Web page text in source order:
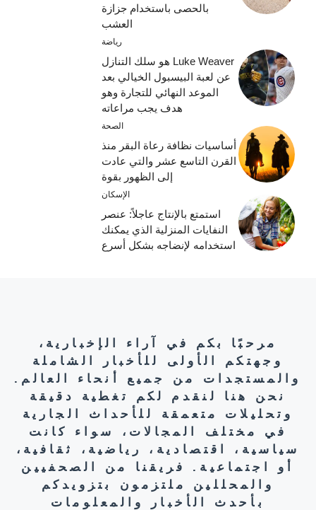
بالحصى باستخدام جزازة
العشب
رياضة
Luke Weaver هو سلك التنازل
عن لعبة البيسبول الخيالي بعد
الموعد النهائي للتجارة وهو
هدف يجب مراعاته
الصحة
أساسيات نظافة رعاة البقر منذ
القرن التاسع عشر والتي عادت
إلى الظهور بقوة
الإسكان
استمتع بالإنتاج عاجلاً: عنصر
النفايات المنزلية الذي يمكنك
استخدامه لإنضاجه بشكل أسرع
مرحبًا بكم في آراء الإخبارية،
وجهتكم الأولى للأخبار الشاملة
والمستجدات من جميع أنحاء العالم.
نحن هنا لنقدم لكم تغطية دقيقة
وتحليلات متعمقة للأحداث الجارية
في مختلف المجالات، سواء كانت
سياسية، اقتصادية، رياضية، ثقافية،
أو اجتماعية. فريقنا من الصحفيين
والمحللين ملتزمون بتزويدكم
بأحدث الأخبار والمعلومات